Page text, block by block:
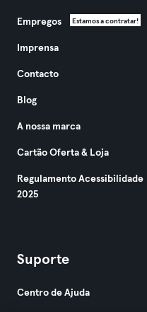
Empregos Estamos a contratar!
Imprensa
Contacto
Blog
A nossa marca
Cartão Oferta & Loja
Regulamento Acessibilidade
2025
Suporte
Centro de Ajuda